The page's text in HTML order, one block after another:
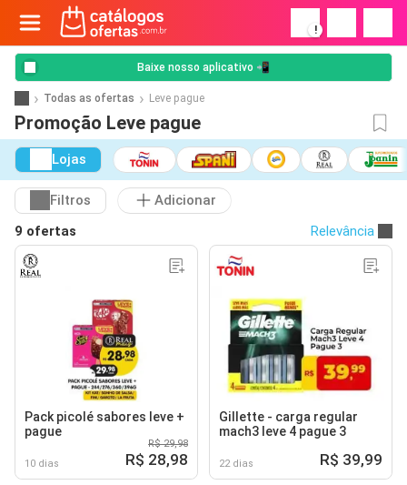
!
Baixe nosso aplicativo 📲
Todas as ofertas Leve pague
Promoção Leve pague
Lojas
Filtros
Adicionar
9 ofertas
Relevância
Pack picolé sabores leve +
pague
10 dias
R$ 29,98
R$ 28,98
Gillette - carga regular
mach3 leve 4 pague 3
22 dias R$ 39,99